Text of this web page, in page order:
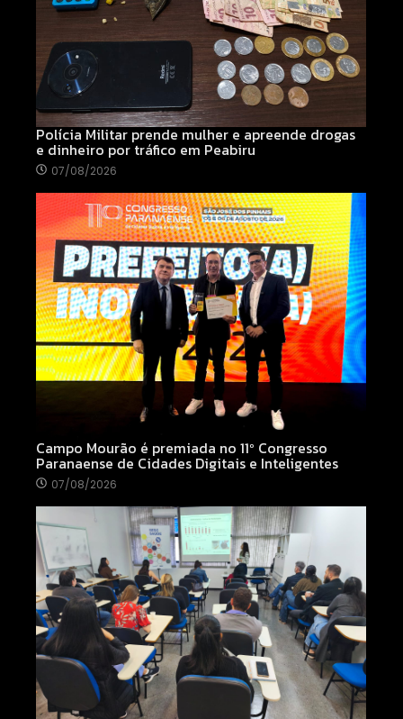
Polícia Militar prende mulher e apreende drogas
e dinheiro por tráfico em Peabiru
07/08/2026
Campo Mourão é premiada no 11º Congresso
Paranaense de Cidades Digitais e Inteligentes
07/08/2026